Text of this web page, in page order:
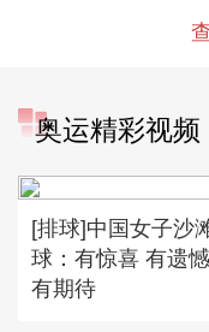
奥运精彩视频
[排球]中国女子沙
球：有惊喜 有遗
有期待